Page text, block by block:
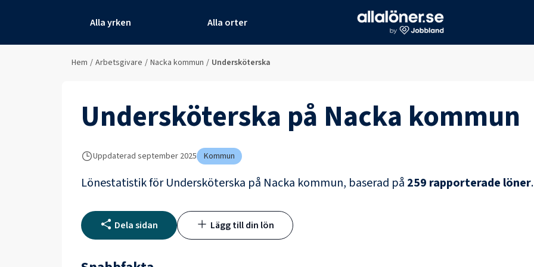
Alla yrken Alla orter
Hem / Arbetsgivare / Nacka kommun / Undersköterska
Undersköterska på Nacka kommun
Uppdaterad september 2025 Kommun
Lönestatistik förUndersköterska på Nacka kommun, baserad på 259 rapporterade löner.
Dela sidan Lägg till din lön